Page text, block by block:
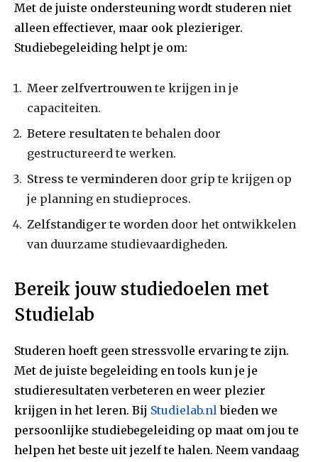
Met de juiste ondersteuning wordt studeren niet
alleen effectiever, maar ook plezieriger.
Studiebegeleiding helpt je om:
Meer zelfvertrouwen te krijgen in je
capaciteiten.
Betere resultaten te behalen door
gestructureerd te werken.
Stress te verminderen door grip te krijgen op
je planning en studieproces.
Zelfstandiger te worden door het ontwikkelen
van duurzame studievaardigheden.
Bereik jouw studiedoelen met
Studielab
Studeren hoeft geen stressvolle ervaring te zijn.
Met de juiste begeleiding en tools kun je je
studieresultaten verbeteren en weer plezier
krijgen in het leren. Bij Studielab.nlbieden we
persoonlijke studiebegeleiding op maat om jou te
helpen het beste uit jezelf te halen. Neem vandaag